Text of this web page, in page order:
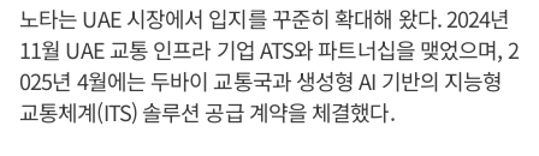
노타는 UAE 시장에서 입지를 꾸준히 확대해 왔다. 2024년
11월 UAE 교통 인프라 기업 ATS와 파트너십을 맺었으며, 2
025년 4월에는 두바이 교통국과 생성형 AI 기반의 지능형
교통체계(ITS) 솔루션 공급 계약을 체결했다.